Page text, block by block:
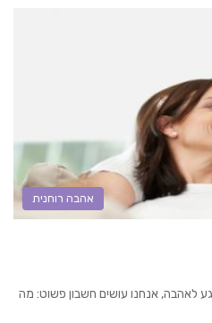
אהבה רוחנית
לאהבה, אנחנו עושים חשבון פשוט: מה